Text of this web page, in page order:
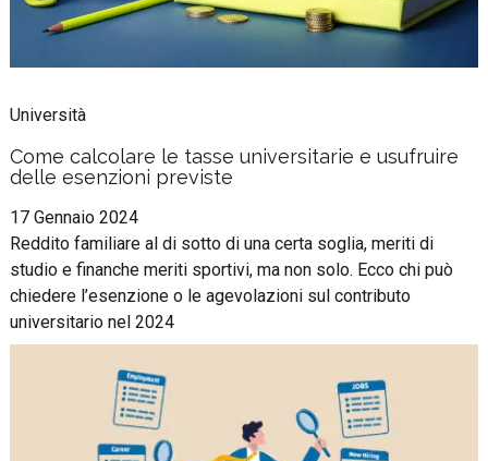
Università
Come calcolare le tasse universitarie e usufruire
delle esenzioni previste
17 Gennaio 2024
Reddito familiare al di sotto di una certa soglia, meriti di
studio e finanche meriti sportivi, ma non solo. Ecco chi può
chiedere l’esenzione o le agevolazioni sul contributo
universitario nel 2024